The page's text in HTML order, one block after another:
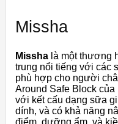
Missha
Missha là một thương
trung nổi tiếng với các
phù hợp cho người
Around Safe Block
với kết cấu dạng sữa
dính, và có khả năng